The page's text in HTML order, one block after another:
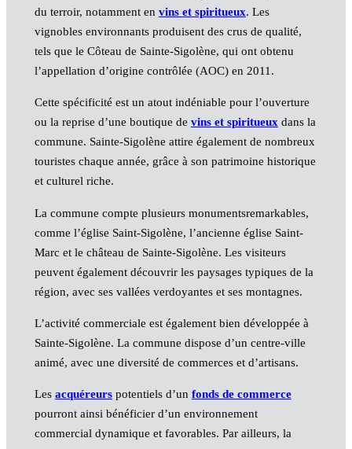
du terroir, notamment en vins et spiritueux. Les
vignobles environnants produisent des crus de qualité,
tels que le Côteau de Sainte-Sigolène, qui ont obtenu
l’appellation d’origine contrôlée (AOC) en 2011.
Cette spécificité est un atout indéniable pour l’ouverture
ou la reprise d’une boutique de vins et spiritueuxdans la
commune. Sainte-Sigolène attire également de nombreux
touristes chaque année, grâce à son patrimoine historique
et culturel riche.
La commune compte plusieurs monumentsremarkables,
comme l’église Saint-Sigolène, l’ancienne église Saint-
Marc et le château de Sainte-Sigolène. Les visiteurs
peuvent également découvrir les paysages typiques de la
région, avec ses vallées verdoyantes et ses montagnes.
L’activité commerciale est également bien développée à
Sainte-Sigolène. La commune dispose d’un centre-ville
animé, avec une diversité de commerces et d’artisans.
Les acquéreurspotentiels d’un fonds de commerce
pourront ainsi bénéficier d’un environnement
commercial dynamique et favorables. Par ailleurs, la